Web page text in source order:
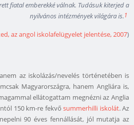
fiatal emberekké válnak. Tudásuk kiterjed a
nyilvános intézmények világára is.1
az angol iskolafelügyelet jelentése, 2007)
az iskolázás/nevelés történetében is
Magyarországra, hanem Angliára is,
ellátogattam megnézni az Anglia
150 km-re fekvő summerhilli iskolát. Az
90 éves fennállását, jól mutatja az